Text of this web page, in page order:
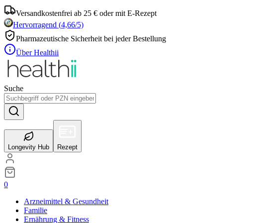
Versandkostenfrei ab 25 € oder mit E-Rezept
Hervorragend (4,66/5)
Pharmazeutische Sicherheit bei jeder Bestellung
Über Healthii
Suche
Longevity Hub Rezept
0
Arzneimittel & Gesundheit
Familie
Ernährung & Fitness